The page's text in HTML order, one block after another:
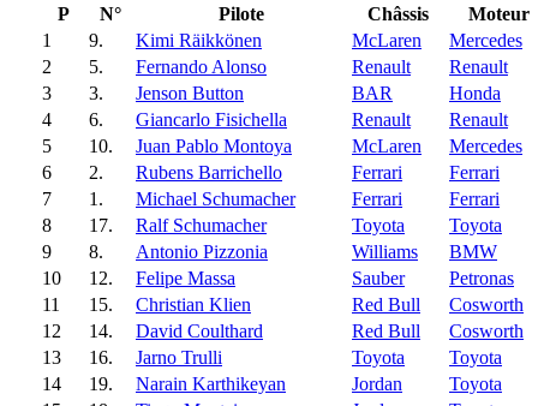
P N° Pilote Châssis
Moteur
1
9. Kimi Räikkönen McLaren
Mercedes
2
5. Fernando Alonso Renault
Renault
3
3. Jenson Button BAR
Honda
4
6. Giancarlo Fisichella Renault
Renault
5
10. Juan Pablo Montoya McLaren
Mercedes
6
2. Rubens Barrichello Ferrari
Ferrari
7
1. Michael Schumacher Ferrari
Ferrari
8
17. Ralf Schumacher Toyota
Toyota
9
8. Antonio Pizzonia Williams
BMW
10
12. Felipe Massa Sauber
Petronas
11
15. Christian Klien Red Bull
Cosworth
12
14. David Coulthard Red Bull
Cosworth
13
16. Jarno Trulli Toyota
Toyota
14
19. Narain Karthikeyan Jordan
Toyota